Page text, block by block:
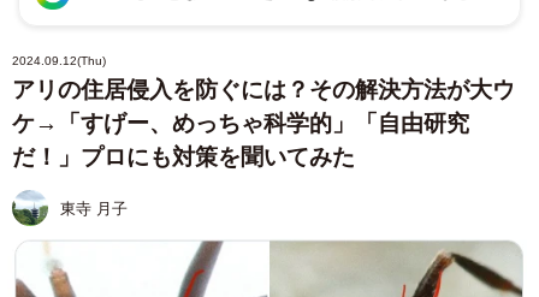
2024.09.12(Thu)
アリの住居侵入を防ぐには？その解決方法が大ウ
ケ→「すげー、めっちゃ科学的」「自由研究
だ！」プロにも対策を聞いてみた
東寺 月子